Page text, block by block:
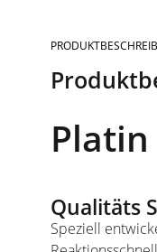
Platin
Qualitäts
Speziell